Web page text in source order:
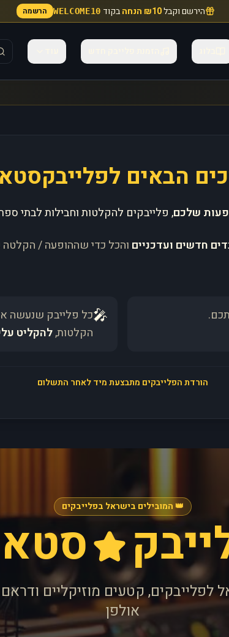
הירשם וקבל₪10 הנחה בקוד WELCOME10 הרשמה
הבאים
שלכם, פלייבקים להקלטות וחבילות לבתי
חדשים ועדכניים והכל כדי שההופעה /
🎤כל פלייבק שנעשה
הקלטות,להקליט
הורדת הפלייבקים מתבצעת מיד לאחר התשלום
👑 המובילים בישראל בפלייבקים
לפלייבקים, קטעים מוזיקליים
אולפן